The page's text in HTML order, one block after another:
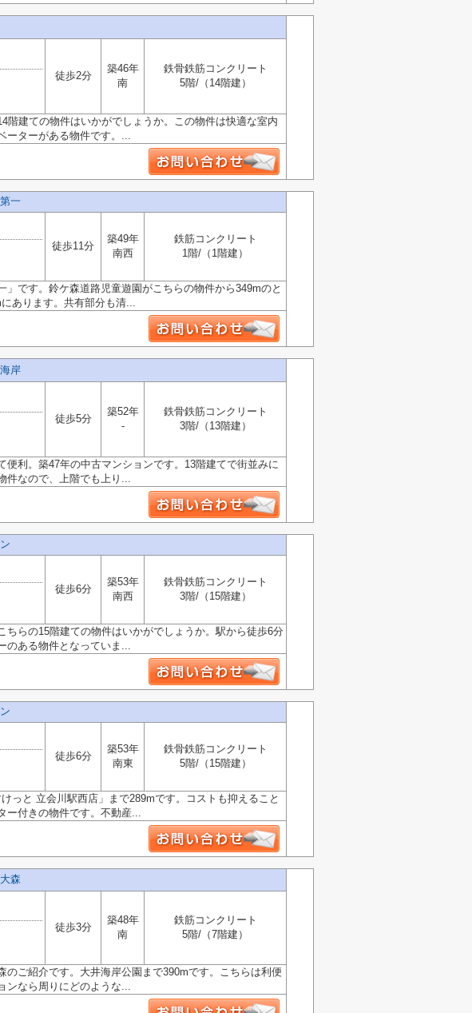
徒歩2分
築46年
南
鉄骨鉄筋コンクリート
5階/（14階建）
階建ての物件はいかがでしょうか。この物件は快適な室内
ーターがある物件です。...
一
徒歩11分
築49年
南西
鉄筋コンクリート
1階/（1階建）
です。鈴ケ森道路児童遊園がこちらの物件から349mのと
あります。共有部分も清...
岸
徒歩5分
築52年
-
鉄骨鉄筋コンクリート
3階/（13階建）
利。築47年の中古マンションです。13階建てで街並みに
件なので、上階でも上り...
徒歩6分
築53年
南西
鉄骨鉄筋コンクリート
3階/（15階建）
らの15階建ての物件はいかがでしょうか。駅から徒歩6分
のある物件となっていま...
徒歩6分
築53年
南東
鉄骨鉄筋コンクリート
5階/（15階建）
っと 立会川駅西店」まで289mです。コストも抑えること
ー付きの物件です。不動産...
森
徒歩3分
築48年
南
鉄筋コンクリート
5階/（7階建）
ご紹介です。大井海岸公園まで390mです。こちらは利便
ンなら周りにどのような...